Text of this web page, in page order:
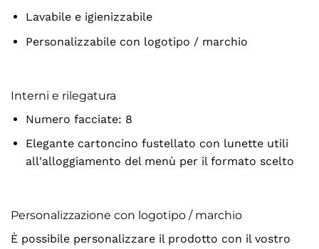
Lavabile e igienizzabile
Personalizzabile con logotipo / marchio
Interni e rilegatura
Numero facciate: 8
Elegante cartoncino fustellato con lunette utili
all'alloggiamento del menù per il formato scelto
Personalizzazione con logotipo / marchio
È possibile personalizzare il prodotto con il vostro